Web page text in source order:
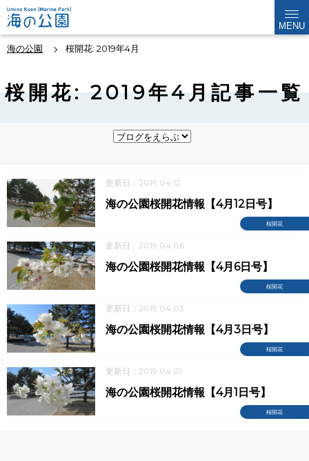
MENU
海の公園 桜開花: 2019年4月
桜開花: 2019年4月記事一覧
更新日：2019.04.12
桜開花
海の公園桜開花情報【4月12日号】
更新日：2019.04.06
桜開花
海の公園桜開花情報【4月6日号】
更新日：2019.04.03
桜開花
海の公園桜開花情報【4月3日号】
更新日：2019.04.01
桜開花
海の公園桜開花情報【4月1日号】